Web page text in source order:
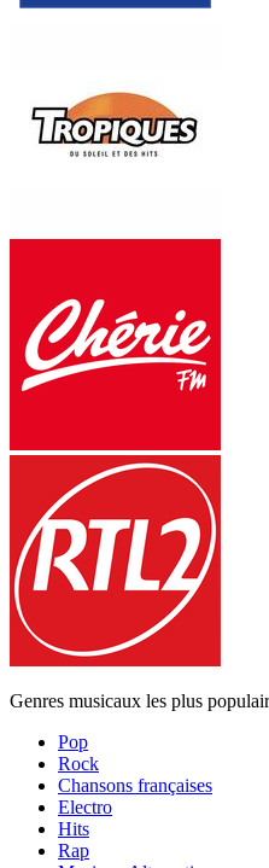
Genres musicaux les plus
Pop
Rock
Chansons françaises
Electro
Hits
Rap